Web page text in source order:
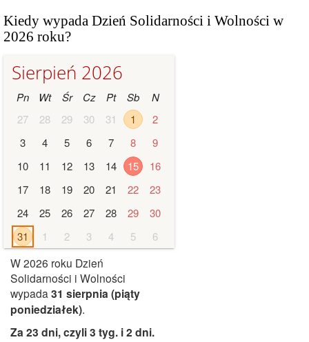
Kiedy wypada Dzień Solidarności i Wolności w
2026 roku?
Sierpień 2026
Pn Wt Śr Cz Pt Sb
N
27
28 29 30 31 1
2
3
4 5 6 7 8
9
10
11 12 13 14 15
16
17
18 19 20 21 22
23
24
25 26 27 28 29
30
31
1 2 3 4 5 6
W 2026 roku Dzień
Solidarności i Wolności
wypada 31 sierpnia (piąty
poniedziałek).
Za 23 dni, czyli 3 tyg. i 2 dni.